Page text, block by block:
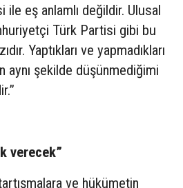
eş anlamlı değildir. Ulusal
Türk Partisi gibi bu
Yaptıkları ve yapmadıkları
aynı şekilde düşünmediğimi
verecek”
ve hükümetin